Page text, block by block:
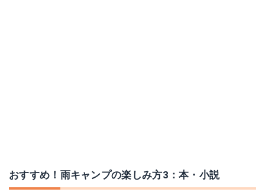
おすすめ！雨キャンプの楽しみ方3：本・小説